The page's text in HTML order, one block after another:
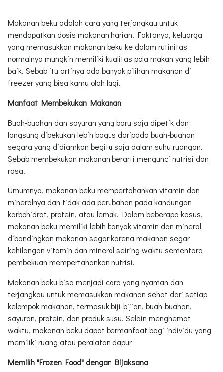
Makanan beku adalah cara yang terjangkau untuk
mendapatkan dosis makanan harian. Faktanya, keluarga
yang memasukkan makanan beku ke dalam rutinitas
normalnya mungkin memiliki kualitas pola makan yang lebih
baik. Sebab itu artinya ada banyak pilihan makanan di
freezer yang bisa kamu olah lagi.
Manfaat Membekukan Makanan
Buah-buahan dan sayuran yang baru saja dipetik dan
langsung dibekukan lebih bagus daripada buah-buahan
segara yang didiamkan begitu saja dalam suhu ruangan.
Sebab membekukan makanan berarti mengunci nutrisi dan
rasa.
Umumnya, makanan beku mempertahankan vitamin dan
mineralnya dan tidak ada perubahan pada kandungan
karbohidrat, protein, atau lemak. Dalam beberapa kasus,
makanan beku memiliki lebih banyak vitamin dan mineral
dibandingkan makanan segar karena makanan segar
kehilangan vitamin dan mineral seiring waktu sementara
pembekuan mempertahankan nutrisi.
Makanan beku bisa menjadi cara yang nyaman dan
terjangkau untuk memasukkan makanan sehat dari setiap
kelompok makanan, termasuk biji-bijian, buah-buahan,
sayuran, protein, dan produk susu. Selain menghemat
waktu, makanan beku dapat bermanfaat bagi individu yang
memiliki ruang atau peralatan dapur
Memilih "Frozen Food" dengan Bijaksana